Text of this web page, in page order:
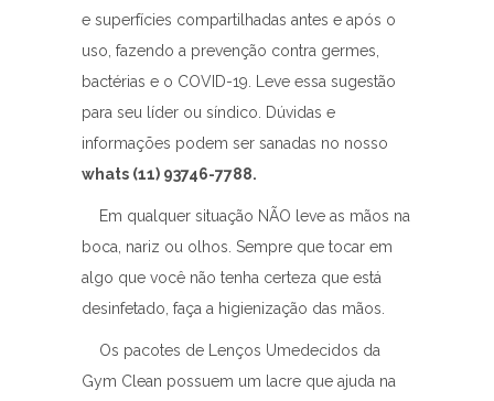
e superfícies compartilhadas antes e após o
uso, fazendo a prevenção contra germes,
bactérias e o COVID-19. Leve essa sugestão
para seu líder ou síndico. Dúvidas e
informações podem ser sanadas no nosso
whats (11) 93746-7788.
Em qualquer situação NÃO leve as mãos na
boca, nariz ou olhos. Sempre que tocar em
algo que você não tenha certeza que está
desinfetado, faça a higienização das mãos.
Os pacotes de Lenços Umedecidos da
Gym Clean possuem um lacre que ajuda na